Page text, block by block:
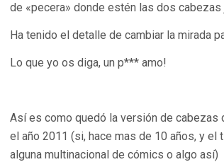
de «pecera» donde estén las dos
Ha tenido el detalle de cambiar la mirada
Lo que yo os diga, un p*** amo!
Así es como quedó la versión de cabezas
el año 2011 (si, hace mas de 10 años, y el
alguna multinacional de cómics o algo así)